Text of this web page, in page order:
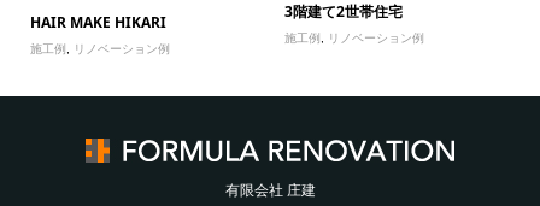
HAIR MAKE HIKARI
施工例 リノベーション例
3階建て2世帯住宅
施工例 リノベーション例
有限会社 庄建